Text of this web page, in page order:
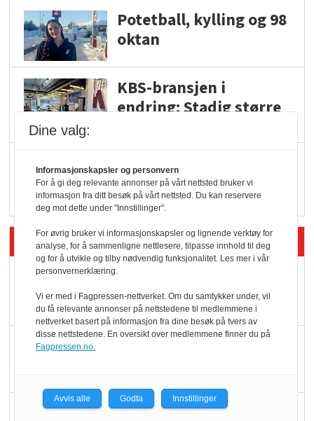
Potetball, kylling og 98
oktan
KBS-bransjen i
endring: Stadig større
Vokser med ferdigmat
i dagligvare
Siste artikler - Butikk i praksis
Rema-flaggskip
dundrer videre
Færre varer, men fulle
Dine valg:
Informasjonskapsler og personvern
For å gi deg relevante annonser på vårt nettsted bruker vi
informasjon fra ditt besøk på vårt nettsted. Du kan reservere
deg mot dette under "Innstillinger".
For øvrig bruker vi informasjonskapsler og lignende verktøy for
analyse, for å sammenligne nettlesere, tilpasse innhold til deg
og for å utvikle og tilby nødvendig funksjonalitet. Les mer i vår
personvernerklæring.
Vi er med i Fagpressen-nettverket. Om du samtykker under, vil
du få relevante annonser på nettstedene til medlemmene i
nettverket basert på informasjon fra dine besøk på tvers av
disse nettstedene. En oversikt over medlemmene finner du på
Fagpressen.no.
Avvis alle Godta Innstillinger